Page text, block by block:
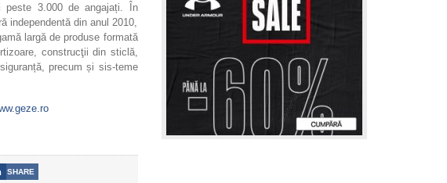
peste 3.000 de angajați. În
independentă din anul 2010,
largă de produse formată
construcţii din sticlă,
precum și sis-teme
SHARE